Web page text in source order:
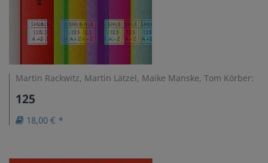
Martin Rackwitz, Martin Lätzel, Maike Manske, Tom Körber:
125
18,00 € *